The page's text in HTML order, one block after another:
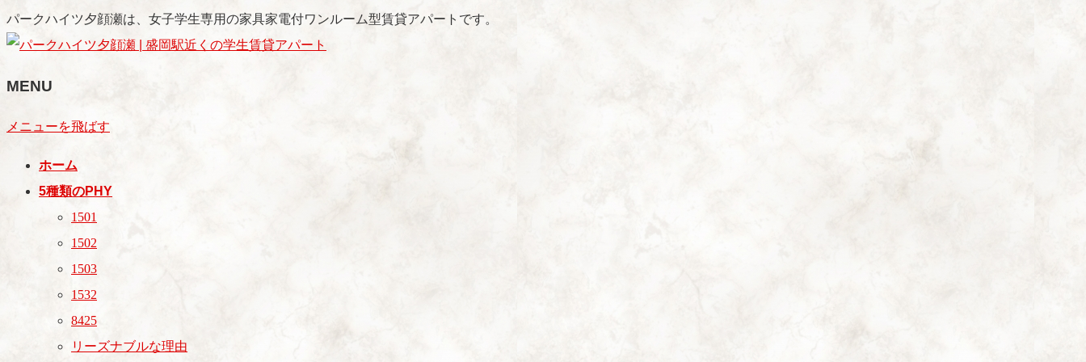
パークハイツ夕顔瀬は、女子学生専用の家具家電付ワンルーム型賃貸アパートです。
MENU
メニューを飛ばす
ホーム
5種類のPHY
1501
1502
1503
1532
8425
リーズナブルな理由